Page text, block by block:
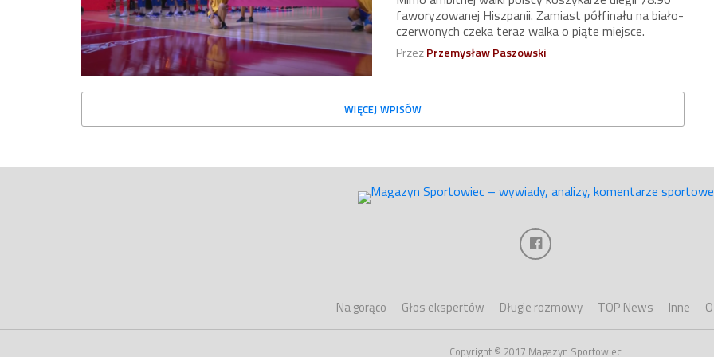
faworyzowanej Hiszpanii. Zamiast półfinału na biało-
czerwonych czeka teraz walka o piąte miejsce.
PrzezPrzemysław Paszowski
WIĘCEJ WPISÓW
Na gorąco Głos ekspertów Długie rozmowy TOP News Inne
Copyright © 2017 Magazyn Sportowiec